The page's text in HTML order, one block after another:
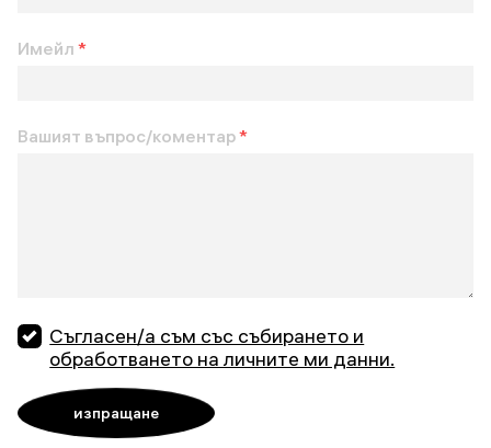
Имейл *
Вашият въпрос/коментар*
Съгласен/а съм със събирането и
обработването на личните ми данни.